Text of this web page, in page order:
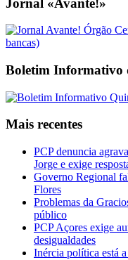
Boletim Informativo
Mais recentes
PCP denuncia
Jorge e exige
Governo Regional
Flores
Problemas da
público
PCP Açores exige
desigualdades
Inércia política está